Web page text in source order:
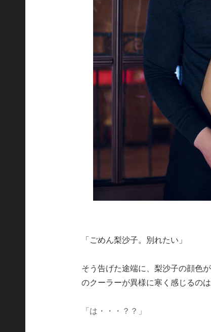
「ごめん梨沙子。別れたい」
そう告げた途端に、梨沙子の顔色
のクーラーが異様に寒く感じるの
「は・・・？？」